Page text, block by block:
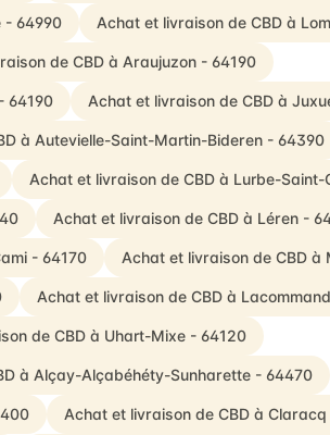
- 64990 Achat et livraison de CBD à
de CBD à Araujuzon - 64190
64190 Achat et livraison de CBD à
à Autevielle-Saint-Martin-Bideren - 64390
Achat et livraison de CBD à Lurbe-
Achat et livraison de CBD à Léren -
- 64170 Achat et livraison de CBD à
Achat et livraison de CBD à
de CBD à Uhart-Mixe - 64120
à Alçay-Alçabéhéty-Sunharette - 64470
Achat et livraison de CBD à